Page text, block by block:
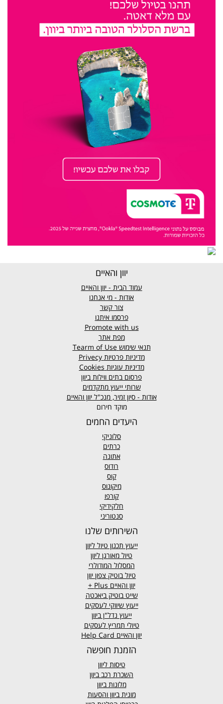
יוון והאיים
עמוד הבית - יוון והאיים
אודות - מי אנחנו
צור קשר
פרסמו איתנו
Promote with us
מפת אתר
תנאי שימוש
מדיניות פרטיות Privecy
מדיניות עוגיות Cookies
פרסום בתים ווילות ביוון
שרותי ייעוץ מתקדמים
אודות - סיון זמיר, מנכ"ל יוון והאיים
מוקד חירום
היעדים החמים
סלוניקי
כרתים
אתונה
רודוס
קוס
מיקונוס
קורפו
חלקידיקי
סנטוריני
השירותים שלנו
ייעוץ תכנון טיול ליוון
טיול מאורגן ליוון
המסלול המודולרי
טיול בוטיק צפון יוון
יוון והאיים Plus +
שייט בוטיק ביאכטה
ייעוץ שיווקי לעסקים
ייעוץ נדל"ן ביוון
טיולי תמריץ לעסקים
יוון והאיים Help Card
הזמנת חופשה
טיסות ליוון
השכרת רכב ביוון
מלונות ביוון
מונית ביוון והסעות